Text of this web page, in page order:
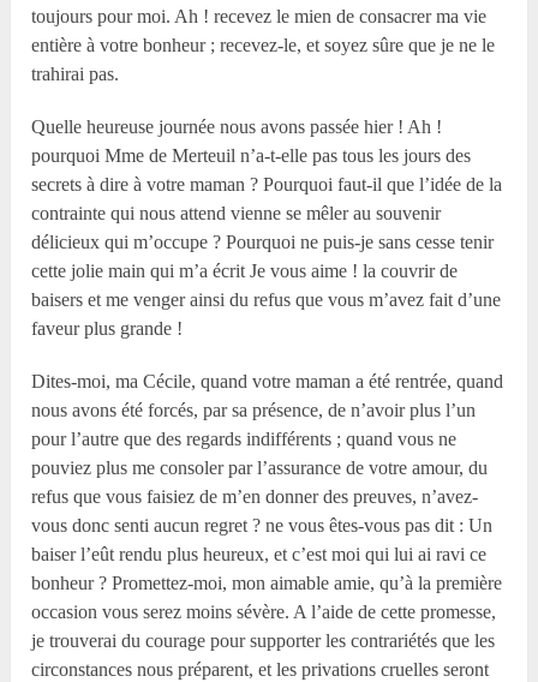
toujours pour moi. Ah ! recevez le mien de consacrer ma vie
entière à votre bonheur ; recevez-le, et soyez sûre que je ne le
trahirai pas.
Quelle heureuse journée nous avons passée hier ! Ah !
pourquoi Mme de Merteuil n’a-t-elle pas tous les jours des
secrets à dire à votre maman ? Pourquoi faut-il que l’idée de la
contrainte qui nous attend vienne se mêler au souvenir
délicieux qui m’occupe ? Pourquoi ne puis-je sans cesse tenir
cette jolie main qui m’a écrit Je vous aime ! la couvrir de
baisers et me venger ainsi du refus que vous m’avez fait d’une
faveur plus grande !
Dites-moi, ma Cécile, quand votre maman a été rentrée, quand
nous avons été forcés, par sa présence, de n’avoir plus l’un
pour l’autre que des regards indifférents ; quand vous ne
pouviez plus me consoler par l’assurance de votre amour, du
refus que vous faisiez de m’en donner des preuves, n’avez-
vous donc senti aucun regret ? ne vous êtes-vous pas dit : Un
baiser l’eût rendu plus heureux, et c’est moi qui lui ai ravi ce
bonheur ? Promettez-moi, mon aimable amie, qu’à la première
occasion vous serez moins sévère. A l’aide de cette promesse,
je trouverai du courage pour supporter les contrariétés que les
circonstances nous préparent, et les privations cruelles seront